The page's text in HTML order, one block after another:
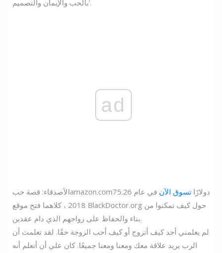
بالحب والإيمان والتصميم'.
ad
الأصدقاء: قصة حبamazon.com 75.26 دولارًا تسوق الآن في عام
2018 ، كلاهما فتح موقع BlackDoctor.org حول كيف تمكنوا من
بناء والحفاظ على زواجهم الذي دام عقدين.
لم يعلمني أحد كيف أتزوج أو كيف أحب الزوجة حقًا. لقد تعلمت أن
الرب يريد علاقة معك ومعنا ومعنا جميعًا. كان علي أن أتعلم أنه